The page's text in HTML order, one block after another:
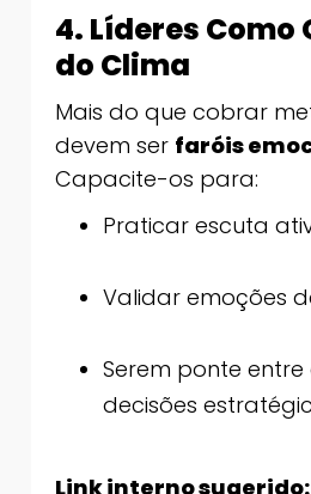
4. Líderes Como
do Clima
Mais do que cobrar
devem ser faróis
Capacite-os para:
Praticar escuta
Validar emoções
Serem ponte entre
decisões
Link interno sugerido: